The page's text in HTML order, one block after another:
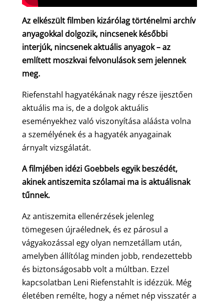
Az elkészült filmben kizárólag történelmi archív
anyagokkal dolgozik, nincsenek későbbi
interjúk, nincsenek aktuális anyagok – az
említett moszkvai felvonulások sem jelennek
meg.
Riefenstahl hagyatékának nagy része ijesztően
aktuális ma is, de a dolgok aktuális
eseményekhez való viszonyítása aláásta volna
a személyének és a hagyaték anyagainak
árnyalt vizsgálatát.
A filmjében idézi Goebbels egyik beszédét,
akinek antiszemita szólamai ma is aktuálisnak
tűnnek.
Az antiszemita ellenérzések jelenleg
tömegesen újraélednek, és ez párosul a
vágyakozással egy olyan nemzetállam után,
amelyben állítólag minden jobb, rendezettebb
és biztonságosabb volt a múltban. Ezzel
kapcsolatban Leni Riefenstahlt is idézzük. Még
életében remélte, hogy a német nép visszatér a